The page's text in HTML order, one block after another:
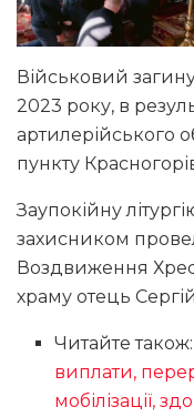
Військовий
2023 року, в
артилерійського
пункту
Заупокійну
захисником
Воздвиження
храму отець
Читайте також:
виплати,
мобілізації,